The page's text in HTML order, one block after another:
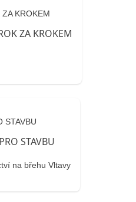
KROKEM
STAVBU
na břehu Vltavy